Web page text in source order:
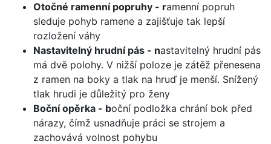
Otočné ramenní popruhy - ramenní popruh
sleduje pohyb ramene a zajišťuje tak lepší
rozložení váhy
Nastavitelný hrudní pás - nastavitelný hrudní pás
má dvě polohy. V nižší poloze je zátěž přenesena
z ramen na boky a tlak na hruď je menší. Snížený
tlak hrudi je důležitý pro ženy
Boční opěrka - boční podložka chrání bok před
nárazy, čímž usnadňuje práci se strojem a
zachovává volnost pohybu